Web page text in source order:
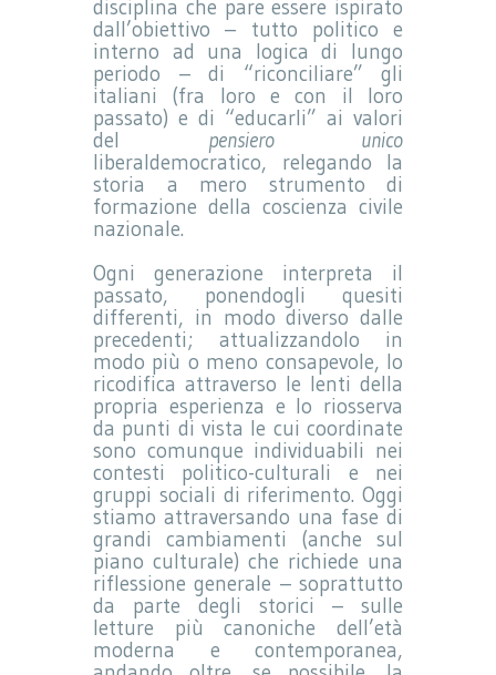
disciplina che pare essere ispirato
dall’obiettivo – tutto politico e
interno ad una logica di lungo
periodo – di “riconciliare” gli
italiani (fra loro e con il loro
passato) e di “educarli” ai valori
del pensiero unico
liberaldemocratico, relegando la
storia a mero strumento di
formazione della coscienza civile
nazionale.
Ogni generazione interpreta il
passato, ponendogli quesiti
differenti, in modo diverso dalle
precedenti; attualizzandolo in
modo più o meno consapevole, lo
ricodifica attraverso le lenti della
propria esperienza e lo riosserva
da punti di vista le cui coordinate
sono comunque individuabili nei
contesti politico-culturali e nei
gruppi sociali di riferimento. Oggi
stiamo attraversando una fase di
grandi cambiamenti (anche sul
piano culturale) che richiede una
riflessione generale – soprattutto
da parte degli storici – sulle
letture più canoniche dell’età
moderna e contemporanea,